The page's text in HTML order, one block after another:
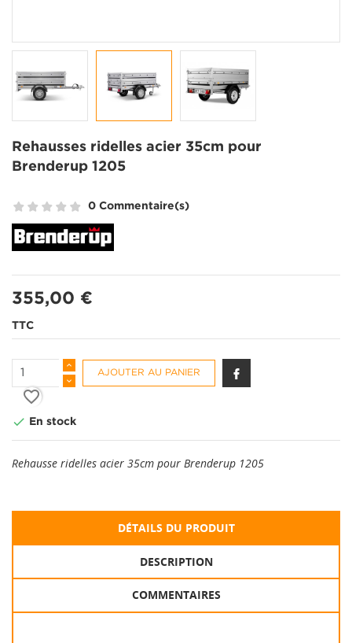
Rehausses ridelles acier 35cm pour
Brenderup 1205
0 Commentaire(s)
355,00 €
TTC
AJOUTER AU PANIER
favorite_border
 En stock
Rehausse ridelles acier 35cm pour Brenderup 1205
DÉTAILS DU PRODUIT
DESCRIPTION
COMMENTAIRES